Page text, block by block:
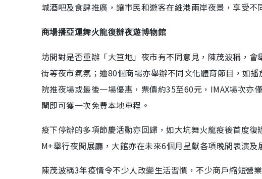
城酒吧及食肆推廣，讓市民和遊客在維港兩岸夜景，享受不
商場播亞運舞火龍復辦夜遊博物館
坊間對是否重辦「大笪地」夜市有不同意見，陳茂波稱，
街等夜市氣氛；逾80個商場亦舉辦不同文化體育節目，如
院推夜場或最後一場優惠，票價約35至60元，IMAX場次
閘即可獲一次免費本地車程。
疫下停辦的多項節慶活動亦回歸，如大坑舞火龍疫後首度
M+舉行夜間展廳，大館亦在未來6個月呈獻各項晚間表演及
陳茂波稱3年疫情令不少人改變生活習慣，不少商戶縮短營